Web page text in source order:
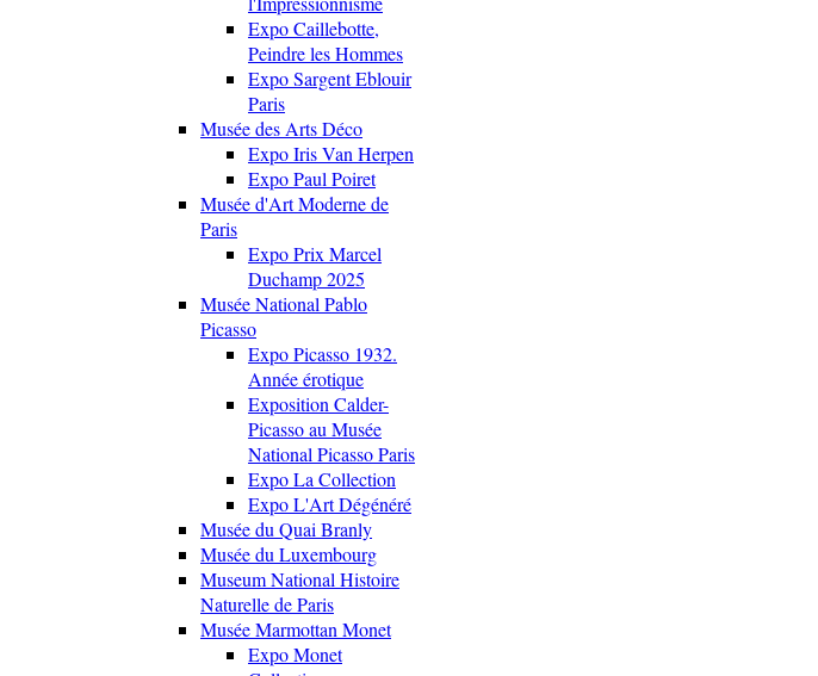
Expo Caillebotte,
Peindre les Hommes
Expo Sargent Eblouir
Paris
Musée des Arts Déco
Expo Iris Van Herpen
Expo Paul Poiret
Musée d'Art Moderne de
Paris
Expo Prix Marcel
Duchamp 2025
Musée National Pablo
Picasso
Expo Picasso 1932.
Année érotique
Exposition Calder-
Picasso au Musée
National Picasso Paris
Expo La Collection
Expo L'Art Dégénéré
Musée du Quai Branly
Musée du Luxembourg
Museum National Histoire
Naturelle de Paris
Musée Marmottan Monet
Expo Monet